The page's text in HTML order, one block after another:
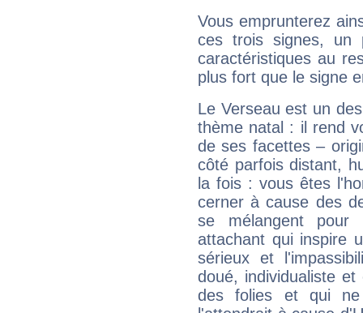
Vous emprunterez
ces trois signes, un
caractéristiques au
plus fort que le signe
Le Verseau est un
thème natal : il rend
de ses facettes –
côté parfois distant,
la fois : vous êtes
cerner à cause des
se mélangent
attachant qui inspire
sérieux et
doué, individualiste
des folies et qui